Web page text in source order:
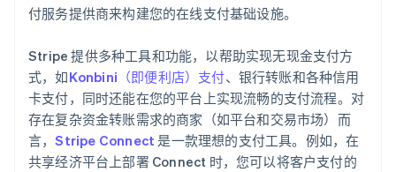
付服务提供商来构建您的在线支付基础设施。
Stripe 提供多种工具和功能，以帮助实现无现金支付方
式，如Konbini（即便利店）支付、银行转账和各种信用
卡支付，同时还能在您的平台上实现流畅的支付流程。对
存在复杂资金转账需求的商家（如平台和交易市场）而
言，Stripe Connect 是一款理想的支付工具。例如，在
共享经济平台上部署 Connect 时，您可以将客户支付的
阿联酋
English
爱尔兰
English